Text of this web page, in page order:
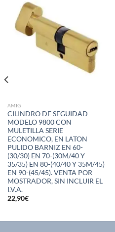
AMIG
CILINDRO DE SEGUIDAD
MODELO 9800 CON
MULETILLA SERIE
ECONOMICO, EN LATON
PULIDO BARNIZ EN 60-
(30/30) EN 70-(30M/40 Y
35/35) EN 80-(40/40 Y 35M/45)
EN 90-(45/45). VENTA POR
MOSTRADOR, SIN INCLUIR EL
I.V.A.
22,90€